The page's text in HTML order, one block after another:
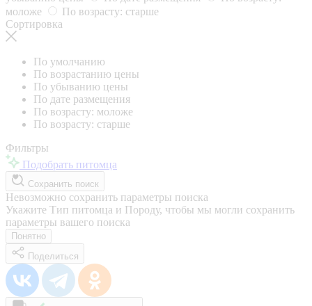
моложе
По возрасту: старше
Сортировка
По умолчанию
По возрастанию цены
По убыванию цены
По дате размещения
По возрасту: моложе
По возрасту: старше
Фильтры
Подобрать питомца
Сохранить поиск
Невозможно сохранить параметры поиска
Укажите Тип питомца и Породу, чтобы мы могли сохранить
параметры вашего поиска
Понятно
Поделиться